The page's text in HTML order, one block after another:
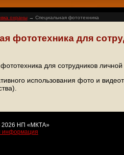
охраны → Специальная фототехника
фототехника для
для сотрудников
использования фото и
НП «МКТА»
информация